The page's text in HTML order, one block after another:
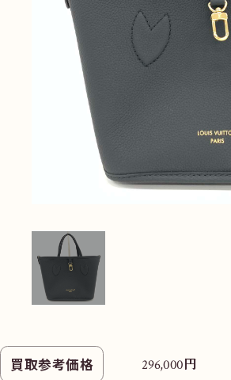
買取参考価格 296,000円